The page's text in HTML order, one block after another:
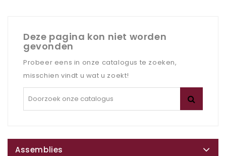
Deze pagina kon niet worden
gevonden
Probeer eens in onze catalogus te zoeken,
misschien vindt u wat u zoekt!
Assemblies